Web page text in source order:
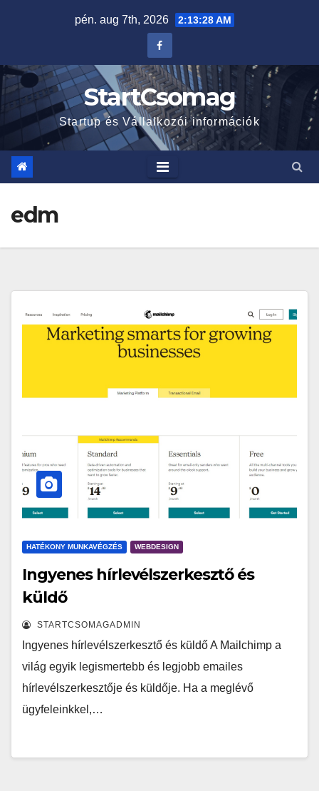
pén. aug 7th, 2026 2:13:29 AM
StartCsomag
Startup és Vállalkozói információk
edm
HATÉKONY MUNKAVÉGZÉS WEBDESIGN
Ingyenes hírlevélszerkesztő és
küldő
STARTCSOMAGADMIN
Ingyenes hírlevélszerkesztő és küldő A Mailchimp a
világ egyik legismertebb és legjobb emailes
hírlevélszerkesztője és küldője. Ha a meglévő
ügyfeleinkkel,…